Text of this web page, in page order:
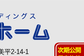
平2-14-1